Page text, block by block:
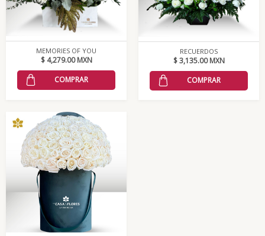
MEMORIES OF YOU
$ 4,279.00 MXN
COMPRAR
RECUERDOS
$ 3,135.00 MXN
COMPRAR